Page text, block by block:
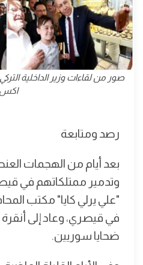
صور من لقاءات وزير الداخلية
اكس
رصد ومتابعة
بعد أيام من الهجمات
وتدمير ممتلكاتهم في
"علي يرلي كايا" مكتب
في قيصري، وعاد إلى
ضحايا سوريين.